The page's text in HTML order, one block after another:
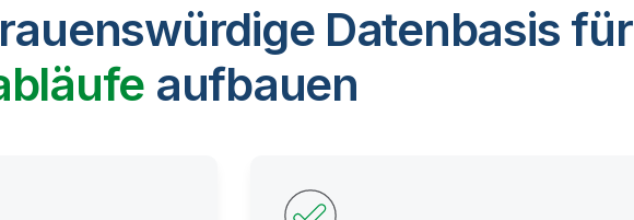
Datenbasis für
aufbauen